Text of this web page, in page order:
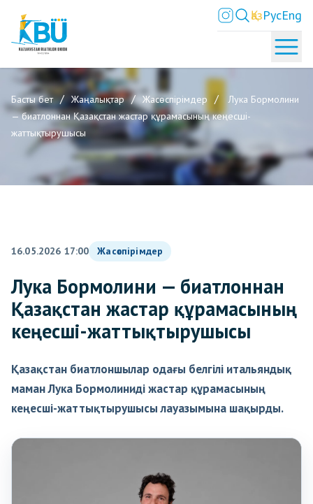
ҚазРусEng
Басты бет Жаңалықтар Жасөспірімдер
Лука Бормолини
— биатлоннан Қазақстан жастар құрамасының кеңесші-
жаттықтырушысы
16.05.2026 17:00 Жасөспірімдер
Лука Бормолини — биатлоннан
Қазақстан жастар құрамасының
кеңесші-жаттықтырушысы
Қазақстан биатлоншылар одағы белгілі итальяндық
маман Лука Бормолиниді жастар құрамасының
кеңесші-жаттықтырушысы лауазымына шақырды.